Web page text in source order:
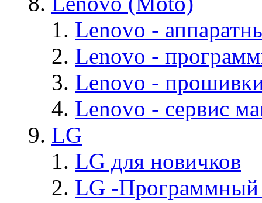
Lenovo -
Lenovo -
Lenovo -
Lenovo - cервис
LG
LG для новичков
LG -Программный